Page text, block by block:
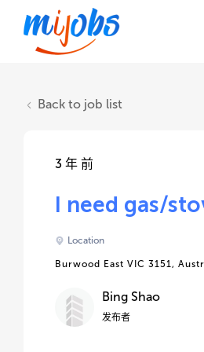
Back to job list
3 年 前
I need gas/
Location
Burwood East VIC 3151,
Bing Shao
发布者